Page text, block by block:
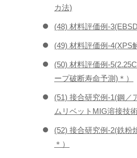
カ法)
(48) 材料評価例-
(49) 材料評価例-4(XPS
(50) 材料評価例-
ープ破断寿命予測)＊）
(51) 接合研究例-1(鋼／
ムリベットMIG溶接技術
(52) 接合研究例-2(鉄粉
＊）